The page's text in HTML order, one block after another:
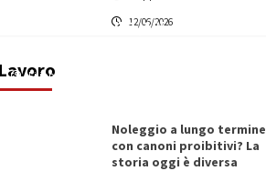
12/06/2026
Lavoro
Vino in Italia: il giro d’affari
contribuisce all’1,1% del PIL
Filippo Cardinale
Noleggio a lungo termine
con canoni proibitivi? La
storia oggi è diversa